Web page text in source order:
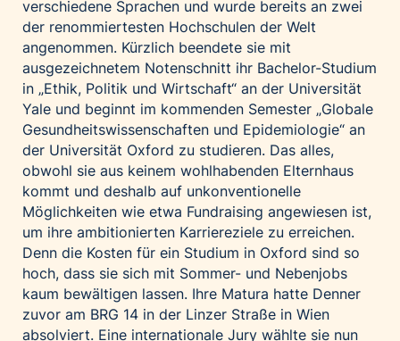
verschiedene Sprachen und wurde bereits an zwei
der renommiertesten Hochschulen der Welt
angenommen. Kürzlich beendete sie mit
ausgezeichnetem Notenschnitt ihr Bachelor-Studium
in „Ethik, Politik und Wirtschaft“ an der Universität
Yale und beginnt im kommenden Semester „Globale
Gesundheitswissenschaften und Epidemiologie“ an
der Universität Oxford zu studieren. Das alles,
obwohl sie aus keinem wohlhabenden Elternhaus
kommt und deshalb auf unkonventionelle
Möglichkeiten wie etwa Fundraising angewiesen ist,
um ihre ambitionierten Karriereziele zu erreichen.
Denn die Kosten für ein Studium in Oxford sind so
hoch, dass sie sich mit Sommer- und Nebenjobs
kaum bewältigen lassen. Ihre Matura hatte Denner
zuvor am BRG 14 in der Linzer Straße in Wien
absolviert. Eine internationale Jury wählte sie nun